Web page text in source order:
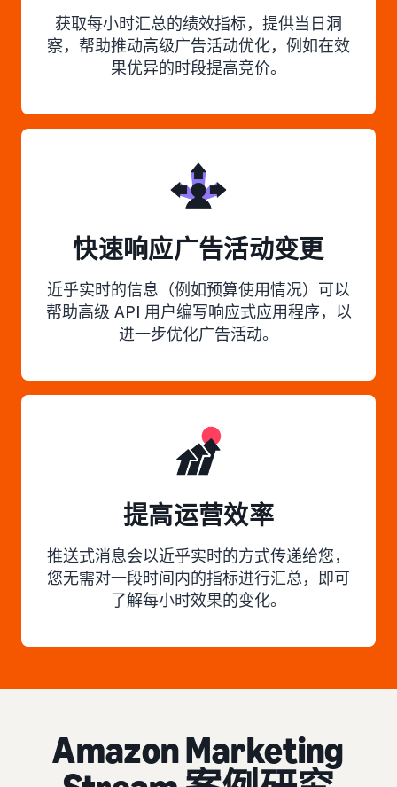
获取每小时汇总的绩效指标，提供当日洞
察，帮助推动高级广告活动优化，例如在效
果优异的时段提高竞价。
快速响应广告活动变更
近乎实时的信息（例如预算使用情况）可以
帮助高级 API 用户编写响应式应用程序，以
进一步优化广告活动。
提高运营效率
推送式消息会以近乎实时的方式传递给您，
您无需对一段时间内的指标进行汇总，即可
了解每小时效果的变化。
Amazon Marketing